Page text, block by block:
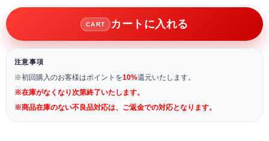
CART カートに入れる
注意事項
※初回購入のお客様はポイントを10%還元いたします。
※在庫がなくなり次第終了いたします。
※商品在庫のない不良品対応は、ご返金での対応となります。